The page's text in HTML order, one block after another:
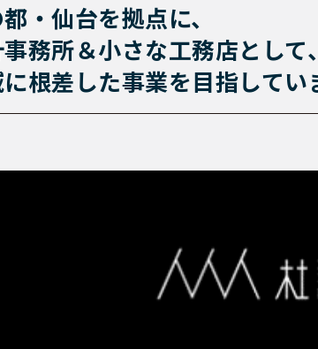
・仙台を拠点に、
務所＆小さな工務店として、
根差した事業を目指してい